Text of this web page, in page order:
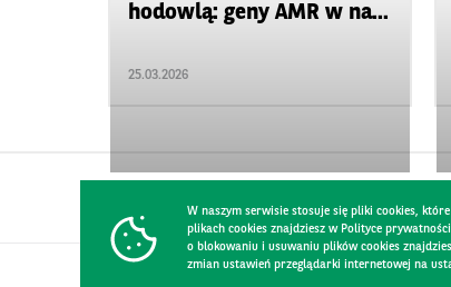
hodowlą: geny AMR w na...
25.03.2026
W naszym serwisie stosuje się pliki cookies,
plikach cookies znajdziesz w Polityce
o blokowaniu i usuwaniu plików cookies
zmian ustawień przeglądarki internetowej na